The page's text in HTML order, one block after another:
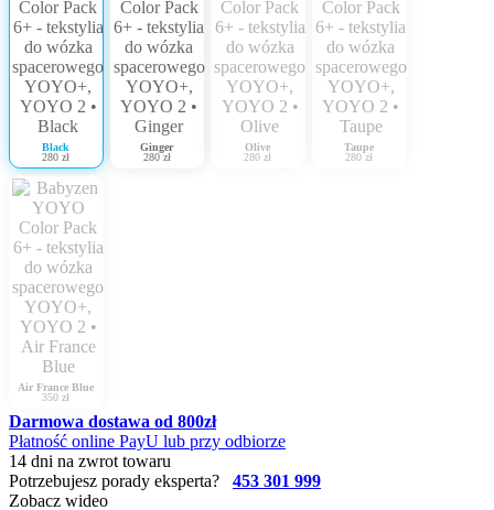
Black
280 zł
Ginger
280 zł
Olive
280 zł
Taupe
280 zł
Air France Blue
350 zł
Darmowa dostawa od 800zł
Płatność online PayU lub przy odbiorze
14 dni na zwrot towaru
Potrzebujesz porady eksperta? 453 301 999
Zobacz wideo